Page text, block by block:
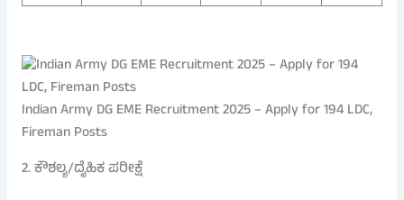
Indian Army DG EME Recruitment 2025 – Apply for 194 LDC,
Fireman Posts
2. ಕೌಶಲ್ಯ/ದೈಹಿಕ ಪರೀಕ್ಷೆ